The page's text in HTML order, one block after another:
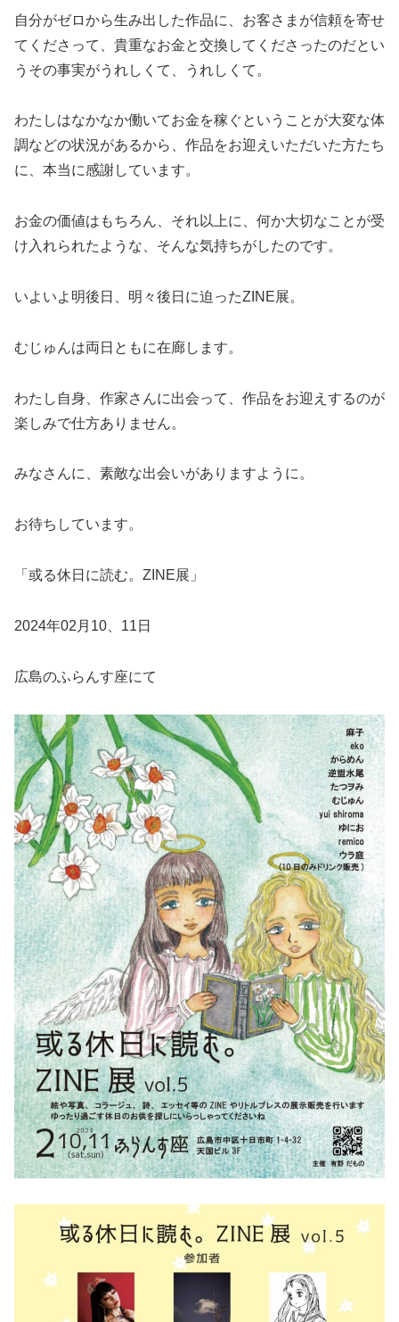
自分がゼロから生み出した作品に、お客さまが信頼を寄せ
てくださって、貴重なお金と交換してくださったのだとい
うその事実がうれしくて、うれしくて。
わたしはなかなか働いてお金を稼ぐということが大変な体
調などの状況があるから、作品をお迎えいただいた方たち
に、本当に感謝しています。
お金の価値はもちろん、それ以上に、何か大切なことが受
け入れられたような、そんな気持ちがしたのです。
いよいよ明後日、明々後日に迫ったZINE展。
むじゅんは両日ともに在廊します。
わたし自身、作家さんに出会って、作品をお迎えするのが
楽しみで仕方ありません。
みなさんに、素敵な出会いがありますように。
お待ちしています。
「或る休日に読む。ZINE展」
2024年02月10、11日
広島のふらんす座にて